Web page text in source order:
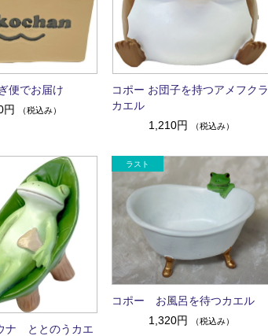
便でお届け
円
（税込み）
コポー お団子を持つアメフクラ
カエル
1,210円
（税込み）
ナ ととのうカエ
コポー お風呂を待つカエル
1,320円
（税込み）